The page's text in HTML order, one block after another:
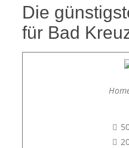
Die
für Bad